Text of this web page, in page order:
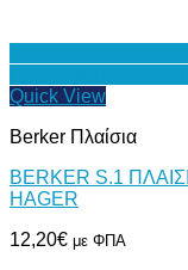
Quick View
Berker Πλαίσια
BERKER S.1
HAGER
12,20€ με ΦΠΑ